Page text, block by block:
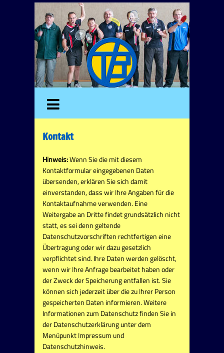
Kontakt
Hinweis:Wenn Sie die mit diesem
Kontaktformular eingegebenen Daten
übersenden, erklären Sie sich damit
einverstanden, dass wir Ihre Angaben für die
Kontaktaufnahme verwenden. Eine
Weitergabe an Dritte findet grundsätzlich nicht
statt, es sei denn geltende
Datenschutzvorschriften rechtfertigen eine
Übertragung oder wir dazu gesetzlich
verpflichtet sind. Ihre Daten werden gelöscht,
wenn wir Ihre Anfrage bearbeitet haben oder
der Zweck der Speicherung entfallen ist. Sie
können sich jederzeit über die zu Ihrer Person
gespeicherten Daten informieren. Weitere
Informationen zum Datenschutz finden Sie in
der Datenschutzerklärung unter dem
Menüpunkt Impressum und
Datenschutzhinweis.